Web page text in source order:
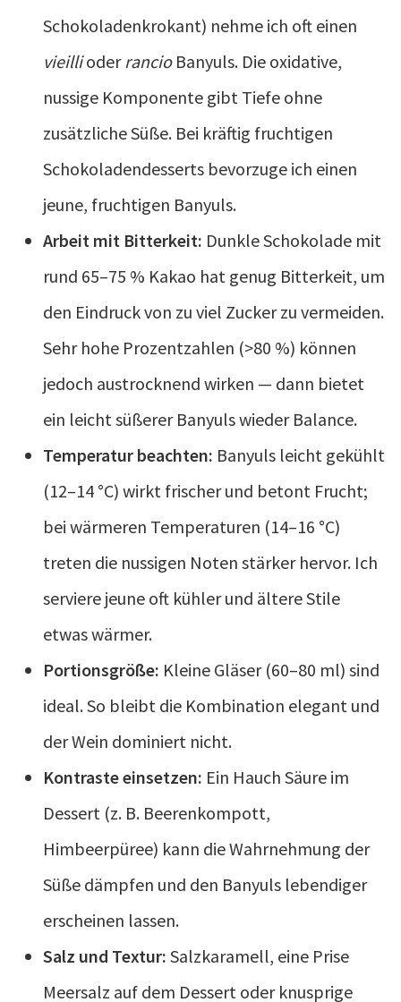
Schokoladenkrokant) nehme ich oft einen
vieillioder rancioBanyuls. Die oxidative,
nussige Komponente gibt Tiefe ohne
zusätzliche Süße. Bei kräftig fruchtigen
Schokoladendesserts bevorzuge ich einen
jeune, fruchtigen Banyuls.
Arbeit mit Bitterkeit: Dunkle Schokolade mit
rund 65–75 % Kakao hat genug Bitterkeit, um
den Eindruck von zu viel Zucker zu vermeiden.
Sehr hohe Prozentzahlen (>80 %) können
jedoch austrocknend wirken — dann bietet
ein leicht süßerer Banyuls wieder Balance.
Temperatur beachten: Banyuls leicht gekühlt
(12–14 °C) wirkt frischer und betont Frucht;
bei wärmeren Temperaturen (14–16 °C)
treten die nussigen Noten stärker hervor. Ich
serviere jeune oft kühler und ältere Stile
etwas wärmer.
Portionsgröße: Kleine Gläser (60–80 ml) sind
ideal. So bleibt die Kombination elegant und
der Wein dominiert nicht.
Kontraste einsetzen: Ein Hauch Säure im
Dessert (z. B. Beerenkompott,
Himbeerpüree) kann die Wahrnehmung der
Süße dämpfen und den Banyuls lebendiger
erscheinen lassen.
Salz und Textur: Salzkaramell, eine Prise
Meersalz auf dem Dessert oder knusprige